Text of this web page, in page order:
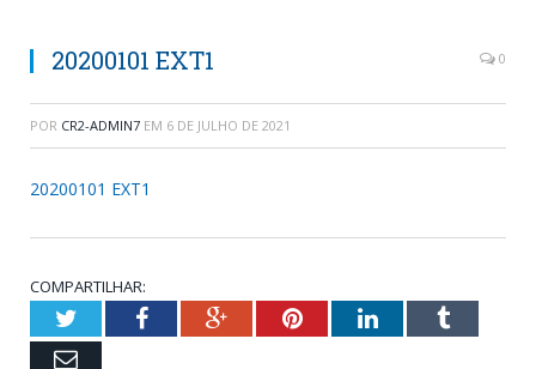
20200101 EXT1 0
POR CR2-ADMIN7 EM 6 DE JULHO DE 2021
20200101 EXT1
COMPARTILHAR:
TwitterFacebookGoogle+PinterestLinkedInTumblr
Email